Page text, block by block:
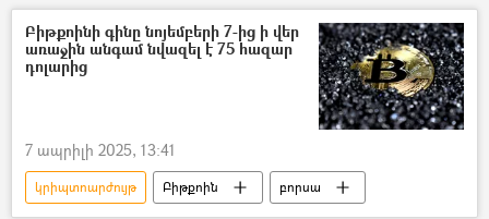
Բիթքոինի գինը նոյեմբերի 7-ից ի վեր
առաջին անգամ նվազել է 75 հազար
դոլարից
7 ապրիլի 2025, 13:41
կրիպտոարժույթ Բիթքոին բորսա